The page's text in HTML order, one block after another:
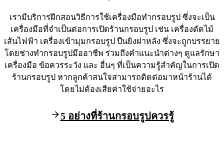
เรามีบริการฝึกสอนวิธีการใช้เครื่องมือทำกรอบรูป ซึ่งจะเป็น
เครื่องมือที่จำเป็นต่อการเปิดร้านกรอบรูป เช่น เครื่องตัดไม้
เส้นไฟฟ้า เครื่องเข้ามุมกรอบรูป ปืนยิงฝาหลัง ซึ่งจะถูกบรรยาย
โดยช่างทำกรอบรูปมืออาชีพ ร่วมถึงคำแนะนำต่างๆ ดูแลรักษา
เครื่องมือ ข้อควรระวัง และ อื่นๆ ที่เป็นความรู้สำคัญในการเปิด
ร้านกรอบรูป หากลูกค้าสนใจสามารถติดต่อมาหน้าร้านได้
โดยไม่ต้องเสียค่าใช้จ่ายอะไร
5 อย่างที่ร้านกรอบรูปควรรู้